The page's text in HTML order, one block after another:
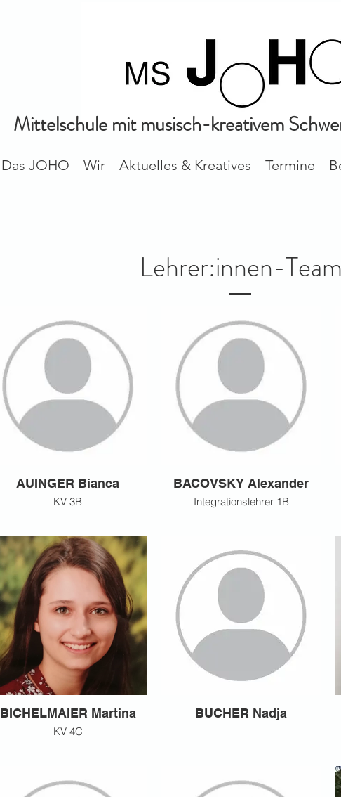
Mittelschule mit musisch-kreativem
Das JOHO Wir Aktuelles & Kreatives Termine
Lehrer:innen-Team
AUINGER Bianca
KV 3B
BACOVSKY Alexander
Integrationslehrer 1B
BICHELMAIER Martina
KV 4C
BUCHER Nadja